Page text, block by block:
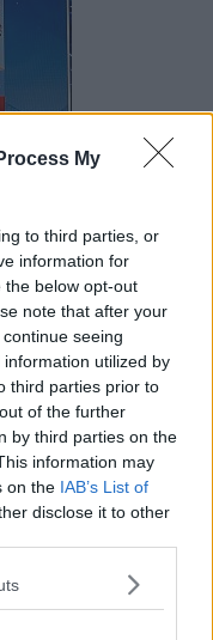
My
to third parties, or
information for
the below opt-out
note that after your
seeing
utilized by
third parties prior to
of the further
by third parties on the
information may
on the IAB’s List of
disclose it to other
delle urne
istant poll realizzato
del centrosinistra
il 53 e il 57% e al
voti fra il 38,5 e il
di Partito
Riformista, Alleanza
quindi in netto
d'Italia, Forza Italia-
Salvini premier, E' ora!
civici per Tomasi.